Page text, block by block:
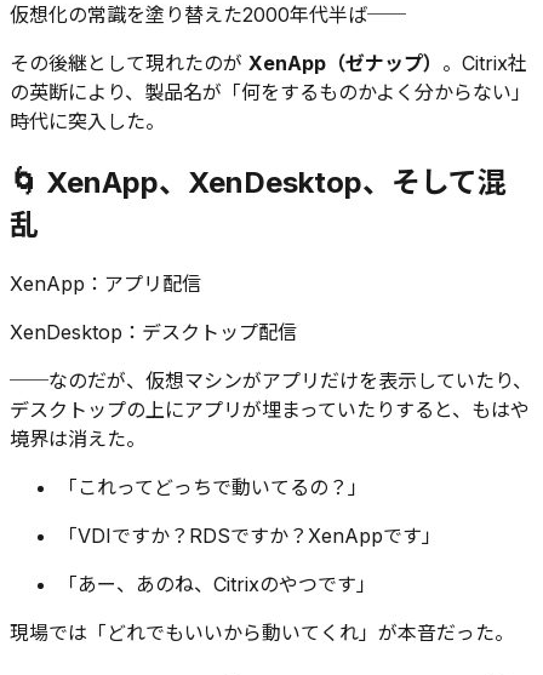
仮想化の常識を塗り替えた2000年代半ば──
その後継として現れたのが XenApp（ゼナップ） 。Citrix社
の英断により、製品名が「何をするものかよく分からない」
時代に突入した。
🌀 XenApp、XenDesktop、そして混
乱
XenApp：アプリ配信
XenDesktop：デスクトップ配信
──なのだが、仮想マシンがアプリだけを表示していたり、
デスクトップの上にアプリが埋まっていたりすると、もはや
境界は消えた。
「これってどっちで動いてるの？」
「VDIですか？RDSですか？XenAppです」
「あー、あのね、Citrixのやつです」
現場では「どれでもいいから動いてくれ」が本音だった。